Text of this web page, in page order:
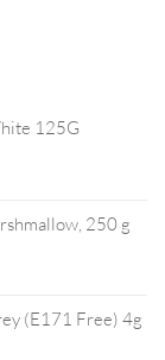
125G
250 g
(E171 Free) 4g